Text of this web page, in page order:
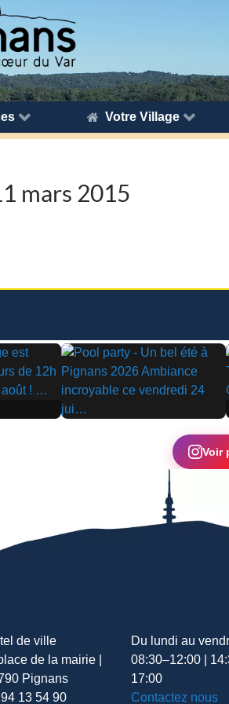
Votre Village
mars 2015
▶
Voir
de ville
de la mairie |
Pignans
13 54 90
Du lundi au
08:30–12:00 |
17:00
Contactez nous